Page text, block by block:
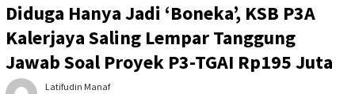
Diduga Hanya Jadi ‘Boneka’, KSB P3A
Kalerjaya Saling Lempar Tanggung
Jawab Soal Proyek P3-TGAI Rp195 Juta
Latifudin Manaf